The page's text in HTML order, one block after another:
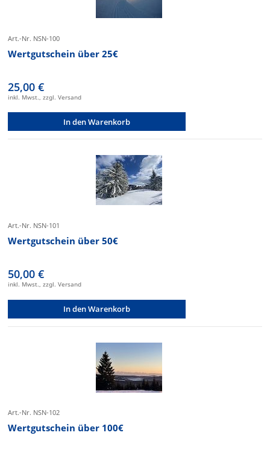
Art.-Nr. NSN-100
Wertgutschein über 25€
25,00 €
inkl. Mwst., zzgl. Versand
In den Warenkorb
Art.-Nr. NSN-101
Wertgutschein über 50€
50,00 €
inkl. Mwst., zzgl. Versand
In den Warenkorb
Art.-Nr. NSN-102
Wertgutschein über 100€